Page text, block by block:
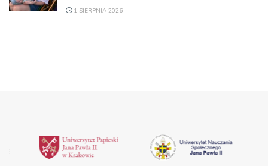
1 SIERPNIA 2026